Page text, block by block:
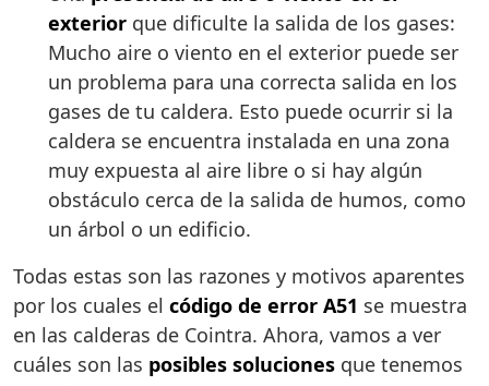
exterior que dificulte la salida de los gases:
Mucho aire o viento en el exterior puede ser
un problema para una correcta salida en los
gases de tu caldera. Esto puede ocurrir si la
caldera se encuentra instalada en una zona
muy expuesta al aire libre o si hay algún
obstáculo cerca de la salida de humos, como
un árbol o un edificio.
Todas estas son las razones y motivos aparentes
por los cuales el código de error A51 se muestra
en las calderas de Cointra. Ahora, vamos a ver
cuáles son las posibles soluciones que tenemos